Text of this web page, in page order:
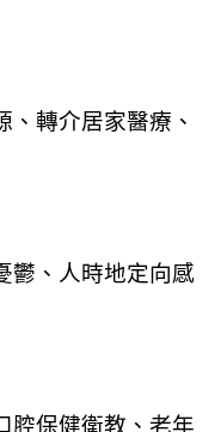
轉介居家醫療、
鬱、人時地定向感
腔保健衛教、老年